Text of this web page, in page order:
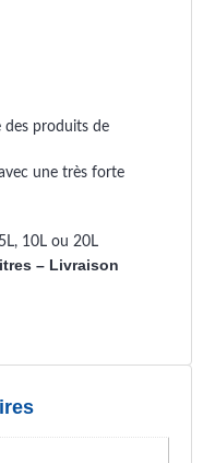
des produits de
une très forte
10L ou 20L
– Livraison